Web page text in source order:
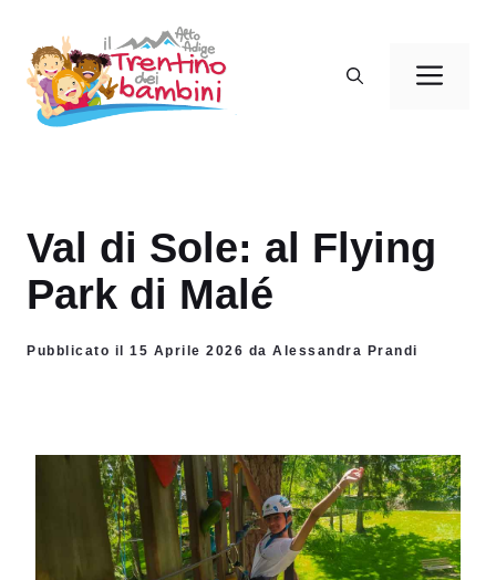
contenuto
Val di Sole: al Flying
Park di Malé
Pubblicato il 15 Aprile 2026 da Alessandra Prandi